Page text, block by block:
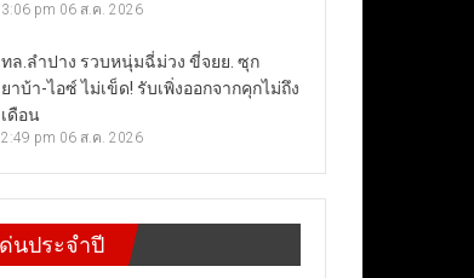
3:06 pm 06 ส.ค. 2026
ทล.ลำปาง รวบหนุ่มฉี่ม่วง ขี่จยย. ซุก
ยาบ้า-ไอซ์ ไม่เข็ด! รับเพิ่งออกจากคุกไม่ถึง
เดือน
2:49 pm 06 ส.ค. 2026
นประจำปี